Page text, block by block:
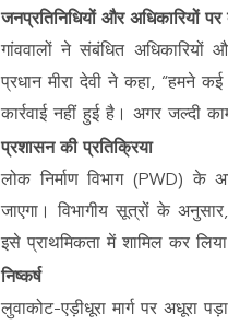
जनप्रतिनिधियों और अधिकारियों पर
गांववालों ने संबंधित
प्रधान मीरा देवी ने कहा, “हमने
कार्रवाई नहीं हुई है। अगर जल्दी
प्रशासन की प्रतिक्रिया
लोक निर्माण विभाग (PWD) के
जाएगा। विभागीय सूत्रों के
इसे प्राथमिकता में शामिल कर
निष्कर्ष
लुवाकोट-एड़ीधूरा मार्ग पर अधूरा